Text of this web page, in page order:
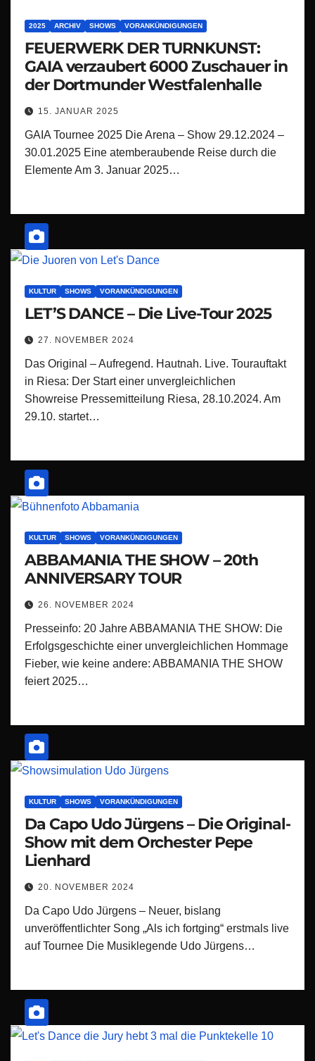
2025 ARCHIV SHOWS VORANKÜNDIGUNGEN
FEUERWERK DER TURNKUNST:
GAIA verzaubert 6000 Zuschauer in
der Dortmunder Westfalenhalle
15. JANUAR 2025
GAIA Tournee 2025 Die Arena – Show 29.12.2024 –
30.01.2025 Eine atemberaubende Reise durch die
Elemente Am 3. Januar 2025…
KULTUR SHOWS VORANKÜNDIGUNGEN
LET’S DANCE – Die Live-Tour 2025
27. NOVEMBER 2024
Das Original – Aufregend. Hautnah. Live. Tourauftakt
in Riesa: Der Start einer unvergleichlichen
Showreise Pressemitteilung Riesa, 28.10.2024. Am
29.10. startet…
KULTUR SHOWS VORANKÜNDIGUNGEN
ABBAMANIA THE SHOW – 20th
ANNIVERSARY TOUR
26. NOVEMBER 2024
Presseinfo: 20 Jahre ABBAMANIA THE SHOW: Die
Erfolgsgeschichte einer unvergleichlichen Hommage
Fieber, wie keine andere: ABBAMANIA THE SHOW
feiert 2025…
KULTUR SHOWS VORANKÜNDIGUNGEN
Da Capo Udo Jürgens – Die Original-
Show mit dem Orchester Pepe
Lienhard
20. NOVEMBER 2024
Da Capo Udo Jürgens – Neuer, bislang
unveröffentlichter Song „Als ich fortging“ erstmals live
auf Tournee Die Musiklegende Udo Jürgens…